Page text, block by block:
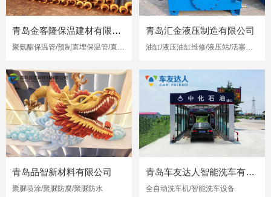
青岛金客隆保温建材有限公司
聚氨酯保温管/预制直埋保温管/直埋保温管
青岛汇金液压制造有限公司
油缸/液压油缸维修/液压站/活塞杆修复
青岛品智新材料有限公司
聚脲喷涂/聚脲防腐/聚脲防水
青岛车友达人智能洗车有限公司
全自动洗车机/智能洗车设备